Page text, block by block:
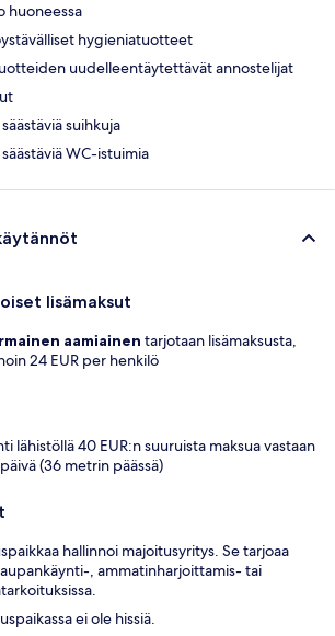
huoneessa
hygieniatuotteet
uudelleentäytettävät annostelijat
suihkuja
WC-istuimia
lisämaksut
aamiainen tarjotaan lisämaksusta,
24 EUR per henkilö
lähistöllä 40 EUR:n suuruista maksua vastaan
(36 metrin päässä)
hallinnoi majoitusyritys. Se tarjoaa
, ammatinharjoittamis- tai
ei ole hissiä.